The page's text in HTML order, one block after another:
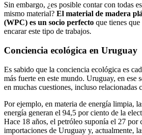
Sin embargo, ¿es posible contar con todas
mismo material? El material de madera
(WPC) es un socio perfecto que tienes
encarar este tipo de trabajos.
Conciencia ecológica en Uruguay
Es sabido que la conciencia ecológica es
más fuerte en este mundo. Uruguay, en ese
en muchas cuestiones, incluso relacionadas
Por ejemplo, en materia de energía limpia,
energía generan el 94,5 por ciento de la
Hace 18 años, el petróleo suponía el 27 por
importaciones de Uruguay y, actualmente,